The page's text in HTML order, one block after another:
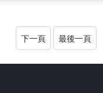
下一頁 最後一頁